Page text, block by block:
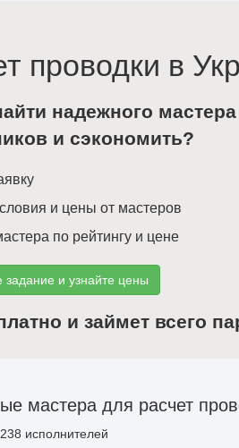
проводки в
надежного
и сэкономить?
и цены от мастеров
по рейтингу и цене
задание и узнайте цены
и займет всего
мастера для расчет
238 исполнителей